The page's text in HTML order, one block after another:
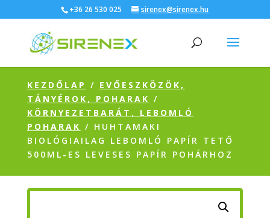
+36 26 530 025 sirenex@sirenex.hu
KEZDŐLAP / EVŐESZKÖZÖK,
TÁNYÉROK, POHARAK /
KÖRNYEZETBARÁT, LEBOMLÓ
POHARAK / HUHTAMAKI
BIOLÓGIAILAG LEBOMLÓ PAPÍR TETŐ
500ML-ES LEVESES PAPÍR POHÁRHOZ